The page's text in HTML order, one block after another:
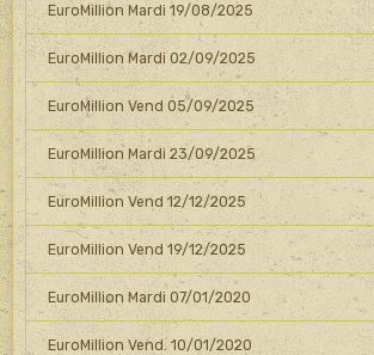
EuroMillion Mardi 19/08/2025
EuroMillion Mardi 02/09/2025
EuroMillion Vend 05/09/2025
EuroMillion Mardi 23/09/2025
EuroMillion Vend 12/12/2025
EuroMillion Vend 19/12/2025
EuroMillion Mardi 07/01/2020
EuroMillion Vend. 10/01/2020